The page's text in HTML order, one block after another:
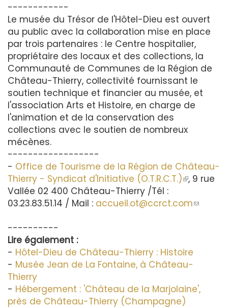
un
courriel)
------------
Le musée du Trésor de l'Hôtel-Dieu est ouvert
au public avec la collaboration mise en place
par trois partenaires : le Centre hospitalier,
propriétaire des locaux et des collections, la
Communauté de Communes de la Région de
Château-Thierry, collectivité fournissant le
soutien technique et financier au musée, et
l'association Arts et Histoire, en charge de
l'animation et de la conservation des
collections avec le soutien de nombreux
mécènes.
------------------
- Office de Tourisme de la Région de Château-
Thierry - Syndicat d'Initiative (O.T.R.C.T.)(le
est
, 9 rue
Vallée 02 400 Château-Thierry /Tél :
03.23.83.51.14 / Mail : accueil.ot@ccrct.com(le
----------
Lire également :
- Hôtel-Dieu de Château-Thierry : Histoire
- Musée Jean de La Fontaine, à Château-
Thierry
- Hébergement : 'Château de la Marjolaine',
près de Château-Thierry (Champagne)